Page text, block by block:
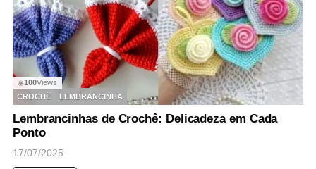
◉100Views
CROCHÊ
LEMBRANCINHA
Lembrancinhas de Crochê: Delicadeza em Cada
Ponto
17/07/2025